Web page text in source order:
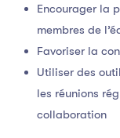
Encourager la
membres de
Favoriser la
Utiliser des
les réunions
collaboration